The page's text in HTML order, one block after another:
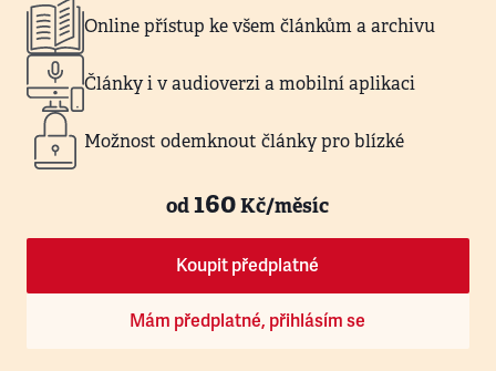
Online přístup ke všem článkům a archivu
Články i v audioverzi a mobilní aplikaci
Možnost odemknout články pro blízké
od160Kč/měsíc
Koupit předplatné
Mám předplatné, přihlásím se